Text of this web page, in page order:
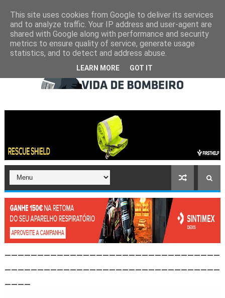
This site uses cookies from Google to deliver its services
and to analyze traffic. Your IP address and user-agent are
shared with Google along with performance and security
metrics to ensure quality of service, generate usage
statistics, and to detect and address abuse.
LEARN MORE GOT IT